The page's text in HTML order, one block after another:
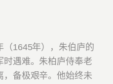
（1645年），朱伯庐的
时遇难。朱柏庐侍奉老
，备极艰辛。他始终未